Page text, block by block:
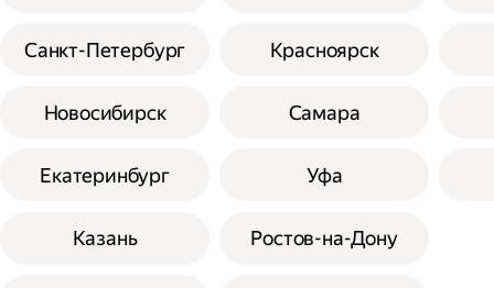
Санкт-Петербург
Новосибирск
Екатеринбург
Казань
Красноярск
Самара
Уфа
Ростов-на-Дону